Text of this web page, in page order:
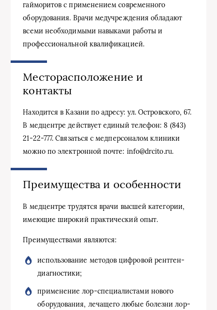
гайморитов с применением современного
оборудования. Врачи медучреждения обладают
всеми необходимыми навыками работы и
профессиональной квалификацией.
Месторасположение и
контакты
Находится в Казани по адресу: ул. Островского, 67.
В медцентре действует единый телефон: 8 (843)
21-22-777. Связаться с медперсоналом клиники
можно по электронной почте: info@drcito.ru.
Преимущества и особенности
В медцентре трудятся врачи высшей категории,
имеющие широкий практический опыт.
Преимуществами являются:
использование методов цифровой рентген-
диагностики;
применение лор-специалистами нового
оборудования, лечащего любые болезни лор-